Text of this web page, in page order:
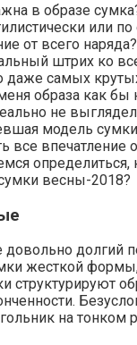
в образе
или
от всего
штрих ко
даже самых
образа как бы
не
модель
все впечатление
весны-2018?
довольно долгий
жесткой
структурируют
на тонком